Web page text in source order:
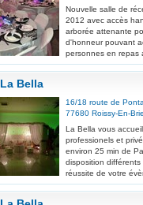
Nouvelle salle de
2012 avec accès
arborée attenante
d'honneur pouvant
personnes en repas
La Bella
16/18 route de
77680 Roissy-En-
La Bella vous
professionels et
environ 25 min de
disposition
réussite de votre